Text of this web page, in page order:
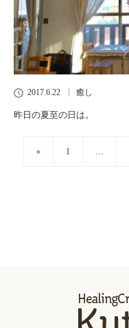
2017.6.22 癒し
昨日の夏至の日は。
« 1